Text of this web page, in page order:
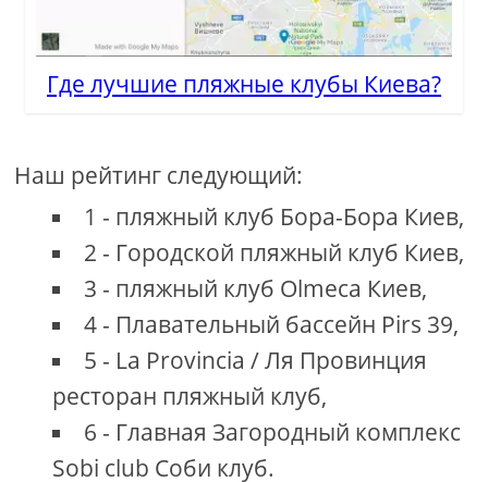
Где лучшие пляжные клубы Киева?
Наш рейтинг следующий:
1 - пляжный клуб Бора-Бора Киев,
2 - Городской пляжный клуб Киев,
3 - пляжный клуб Olmeca Киев,
4 - Плавательный бассейн Pirs 39,
5 - La Provincia / Ля Провинция
ресторан пляжный клуб,
6 - Главная Загородный комплекс
Sobi club Соби клуб.